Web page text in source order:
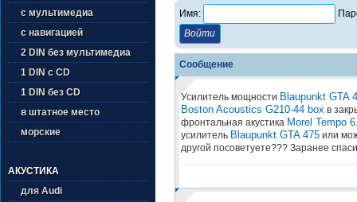
с мультимедиа
с навигацией
2 DIN без мультимедиа
1 DIN с CD
1 DIN без CD
в штатное место
морские
АКУСТИКА
для Audi
Имя:
Сообщение
Усилитель мощности Blaupunkt GTA
Boston Acoustics G210-44 boxв
фронтальная акустика Morel Tempo 6
усилитель Blaupunkt GTA 475или
другой посоветуете??? Заранее